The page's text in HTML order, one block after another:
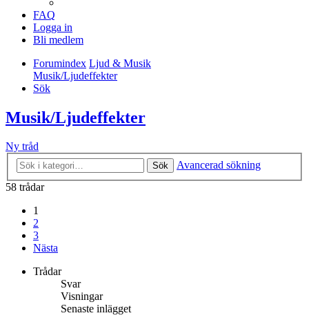
FAQ
Logga in
Bli medlem
Forumindex Ljud & Musik
Musik/Ljudeffekter
Sök
Musik/Ljudeffekter
Ny tråd
Sök
Avancerad sökning
58 trådar
1
2
3
Nästa
Trådar
Svar
Visningar
Senaste inlägget